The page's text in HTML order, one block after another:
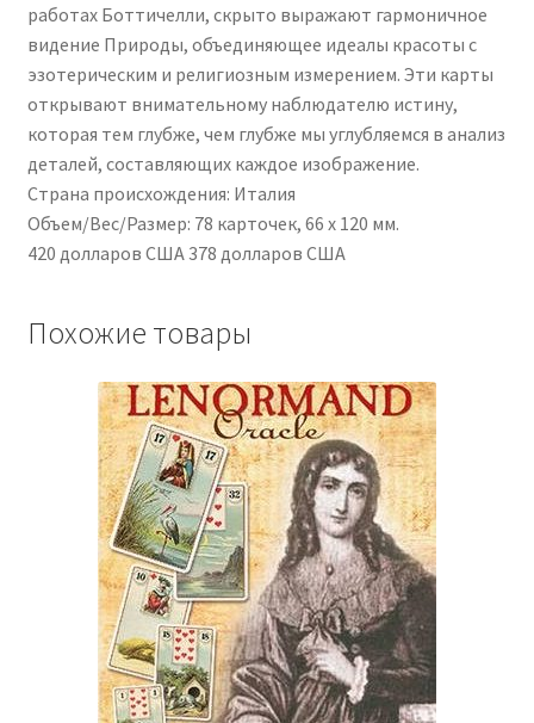
работах Боттичелли, скрыто выражают гармоничное
видение Природы, объединяющее идеалы красоты с
эзотерическим и религиозным измерением. Эти карты
открывают внимательному наблюдателю истину,
которая тем глубже, чем глубже мы углубляемся в анализ
деталей, составляющих каждое изображение.
Страна происхождения: Италия
Объем/Вес/Размер: 78 карточек, 66 x 120 мм.
420 долларов США 378 долларов США
Похожие товары